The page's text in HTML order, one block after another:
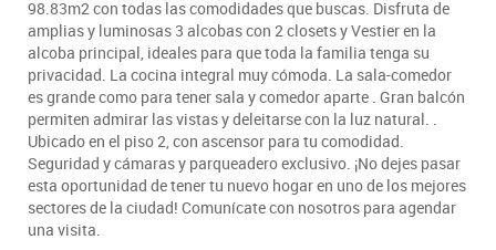
98.83m2 con todas las comodidades que buscas. Disfruta de
amplias y luminosas 3 alcobas con 2 closets y Vestier en la
alcoba principal, ideales para que toda la familia tenga su
privacidad. La cocina integral muy cómoda. La sala-comedor
es grande como para tener sala y comedor aparte . Gran balcón
permiten admirar las vistas y deleitarse con la luz natural. .
Ubicado en el piso 2, con ascensor para tu comodidad.
Seguridad y cámaras y parqueadero exclusivo. ¡No dejes pasar
esta oportunidad de tener tu nuevo hogar en uno de los mejores
sectores de la ciudad! Comunícate con nosotros para agendar
una visita.